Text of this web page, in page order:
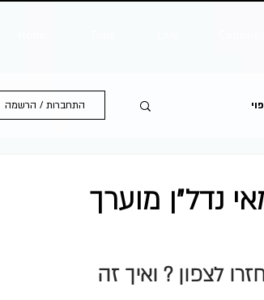
התחברות / הרשמה
נדל״ן מוערך
לצפון ? ואיך זה